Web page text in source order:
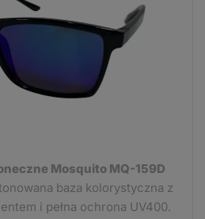
Mosquito MQ-159D
baza kolorystyczna z
i pełna ochrona UV400.